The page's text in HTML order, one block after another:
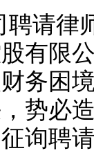
聘请律
有限
务困
势必
询聘